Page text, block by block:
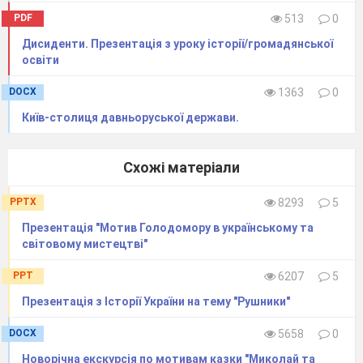
Студенти опрацьовують параграфи підручника,
пишуть конспекти, есе і надсилають на
певної теми проводимо тематичне оцінювання
шляхом тестування. Тести складаються
платформі «На урок».
через будь-який месенджер, що має
відеозв’язок (Zoom, Meet тощо). Студенти та їх
досягнень. Основною метою оцінювання
студентів в
умовах дистанційного навчання
є
перевірка, контроль та забезпечення
зворотного зв’язку викладача з
студентом.
PDF 513
0
Дисиденти. Презентація з уроку історії/громадянської
освіти
DOCX 1363
0
Київ-столиця давньоруської держави.
Схожі матеріали
PPTX 8293
5
Презентація "Мотив Голодомору в українському та
світовому мистецтві"
PPT 6207
5
Презентація з Історії України на тему "Рушники"
DOCX 5658
0
Новорічна екскурсія по мотивам казки "Миколай та